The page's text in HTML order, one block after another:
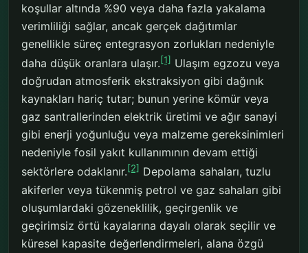
koşullar altında %90 veya daha fazla yakalama
verimliliği sağlar, ancak gerçek dağıtımlar
genellikle süreç entegrasyon zorlukları nedeniyle
daha düşük oranlara ulaşır.[1] Ulaşım egzozu veya
doğrudan atmosferik ekstraksiyon gibi dağınık
kaynakları hariç tutar; bunun yerine kömür veya
gaz santrallerinden elektrik üretimi ve ağır sanayi
gibi enerji yoğunluğu veya malzeme gereksinimleri
nedeniyle fosil yakıt kullanımının devam ettiği
sektörlere odaklanır.[2] Depolama sahaları, tuzlu
akiferler veya tükenmiş petrol ve gaz sahaları gibi
oluşumlardaki gözeneklilik, geçirgenlik ve
geçirimsiz örtü kayalarına dayalı olarak seçilir ve
küresel kapasite değerlendirmeleri, alana özgü